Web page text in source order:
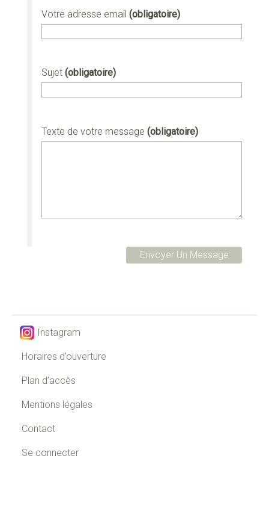
Votre adresse email (obligatoire)
Sujet (obligatoire)
Texte de votre message (obligatoire)
Instagram
Horaires d’ouverture
Plan d’accès
Mentions légales
Contact
Se connecter